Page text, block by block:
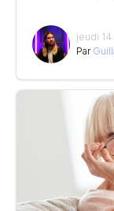
jeudi 14
Par